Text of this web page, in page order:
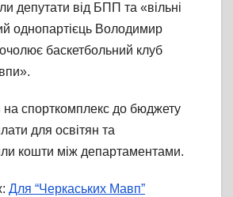
депутати від БПП та «вільні
однопартієць Володимир
баскетбольний клуб
на спорткомплекс до бюджету
для освітян та
кошти між департаментами.
Для “Черкаських Мавп”